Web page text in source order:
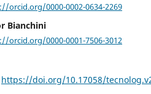
orcid.org/0000-0002-0634-2269
Bianchini
orcid.org/0000-0001-7506-3012
https://doi.org/10.17058/